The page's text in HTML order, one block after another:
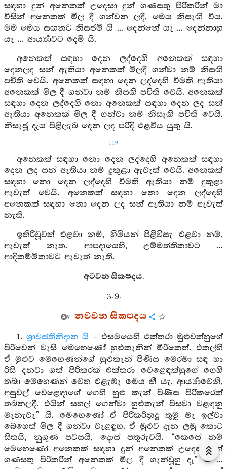
සඳහා දුන් අනෙකක් උදෙසා දුන් ගණසතු පිරිකරින් මා
විසින් අනෙකක් මිල දී ගන්වන ලදී, මෙය නිසැඟි විය.
මම මෙය සඟනට නිසජමි යි ... දෙන්නේ යැ ... දෙන්නාහු
යැ ... ආර්‍ය්‍යාවට දෙමි යි.
අනෙකක් සඳහා දෙන ලද්දෙහි අනෙකක් සඳහා
දෙනලද සන් ඇතියා අනෙකක් මිලදී ගන්වා නම් නිසඟි
පචිති වෙයි. අනෙකක් සඳහා දෙන ලද්දෙහි විමති ඇතියා
අනෙකක් මිල දී ගන්වා නම් නිසඟි පචිති වෙයි. අනෙකක්
සඳහා දෙන ලද්දෙහි නො අනෙකක් සඳහා දෙන ලද සන්
ඇතියා අනෙකක් මිල දී ගන්වා නම් නිසැඟි පචිති වෙයි.
නිසැජූ දැය පිළිලැබ දෙන ලද පරිදි එළවිය යුතු යි.
119
අනෙකක් සඳහා නො දෙන ලද්දෙහි අනෙකක් සඳහා
දෙන ලද සන් ඇතියා නම් දුකුළා ඇවැත් වෙයි. අනෙකක්
සඳහා නො දෙන ලද්දෙහි විමති ඇතියා නම් දුකුළා
ඇවැත් වෙයි. අනෙකක් සඳහා නො දෙන ලද්දෙහි
අනෙකක් සඳහා නො දෙන ලද සන් ඇතියා නම් ඇවැත්
නැති.
ඉතිරිවූවක් එළවා නම්, හිමියන් පිළිවිසැ එළවා නම්,
ඇවැත් නැත. ආපදායෙහි, උම්මත්තිකාවට ...
ආදිකම්මිකාවට ඇවැත් නැති.
අටවන සිකපදය.
3. 9.
නවවන සිකපදය
1. ශ්‍රාවස්තිනිදාන යි – එසමයෙහි එක්තරා මුළුවක්හුගේ
පිරිවෙන් වැසි මෙහෙණෝ හුළුකැනින් මිරිකෙත්. එකල්හි
ඒ මුළුව මෙහෙණන්ගේ හුළුකැන් පිණිස මෙරමා සඳ හා
රිසි දනවා ගත් පිරිකරක් එක්තරා වෙළෙඳක්හුගේ ගෙහි
තබා මෙහෙණන් වෙත එළැඹැ මෙය කී යැ. ආර්‍ය්‍යාවෙනි,
අසුවල් වෙළෙඳාගේ ගෙහි හුළු කැන් පිණිස පිරිකරෙක්
තබනලදී. එයින් සහල් ගෙන්වා හුළුකැන් පිසවා වළඳනු
මැනැවැ” යි. මෙහෙණෝ ඒ පිරිකරිනුදු තුමූ මැ ඉල්වා
බෙහෙත් මිල දී ගන්වා වැළඳූහ. ඒ මුළුව දැන ලමු කොට
සිතයි, නුගුණ පවසයි, දොස් පතුරුවයි. “කෙසේ නම්
මෙහෙණෝ අනෙකක් සඳහා දුන් අනෙකක් උදෙසා දුන්
ගණසතු පිරිකරින් අනෙකක් මිල දී ගැන්වූහු දැ” යි ...